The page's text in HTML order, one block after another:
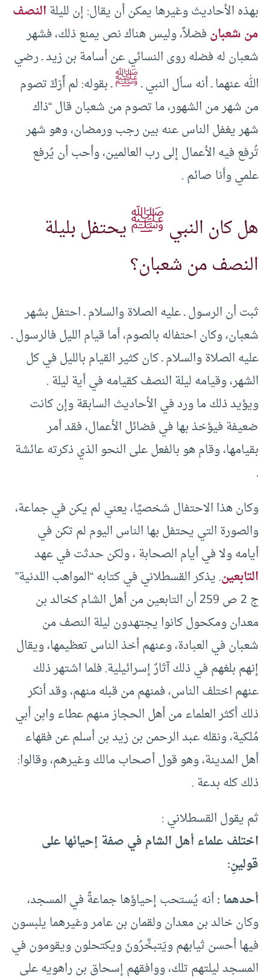
بهذه الأحاديث وغيرها يمكن أن يقال: إن لليلةالنصف
من شعبانفضلاً، وليس هناك نص يمنع ذلك، فشهر
شعبان له فضله روى النسائي عن أسامة بن زيد ـ رضي
الله عنهما ـ أنه سأل النبي ـﷺـ بقوله: لم أَرَكَ تصوم
من شهر من الشهور، ما تصوم من شعبان قال “ذاك
شهر يغفل الناس عنه بين رجب ورمضان، وهو شهر
تُرفع فيه الأعمال إلى رب العالمين، وأحب أن يُرفع
علمي وأنا صائم .
هل كان النبي ﷺيحتفل بليلة
النصف من شعبان؟
ثبت أن الرسول ـ عليه الصلاة والسلام ـ احتفل بشهر
شعبان، وكان احتفاله بالصوم، أما قيام الليل فالرسول ـ
عليه الصلاة والسلام ـ كان كثير القيام بالليل في كل
الشهر، وقيامه ليلة النصف كقيامه في أية ليلة .
ويؤيد ذلك ما ورد في الأحاديث السابقة وإن كانت
ضعيفة فيؤخذ بها في فضائل الأعمال، فقد أمر
بقيامها، وقام هو بالفعل على النحو الذي ذكرته عائشة
.
وكان هذا الاحتفال شخصيًا، يعني لم يكن في جماعة،
والصورة التي يحتفل بها الناس اليوم لم تكن في
أيامه ولا في أيام الصحابة ، ولكن حدثت في عهد
التابعين. يذكر القسطلاني في كتابه “المواهب اللدنية”
ج 2 ص 259 أن التابعين من أهل الشام كخالد بن
معدان ومكحول كانوا يجتهدون ليلة النصف من
شعبان في العبادة، وعنهم أخذ الناس تعظيمها، ويقال
إنهم بلغهم في ذلك آثارٌ إسرائيلية. فلما اشتهر ذلك
عنهم اختلف الناس، فمنهم من قبله منهم، وقد أنكر
ذلك أكثر العلماء من أهل الحجاز منهم عطاء وابن أبي
مُلكية، ونقله عبد الرحمن بن زيد بن أسلم عن فقهاء
أهل المدينة، وهو قول أصحاب مالك وغيرهم، وقالوا:
ذلك كله بدعة .
ثم يقول القسطلاني :
اختلف علماء أهل الشام في صفة إحيائها على
قولينِ:
أحدهما :أنه يُستحب إحياؤها جماعةً في المسجد،
وكان خالد بن معدان ولقمان بن عامر وغيرهما يلبسون
فيها أحسن ثيابهم ويَتبخَّرُونَ ويكتحلون ويقومون في
المسجد ليلتهم تلك، ووافقهم إسحاق بن راهويه على